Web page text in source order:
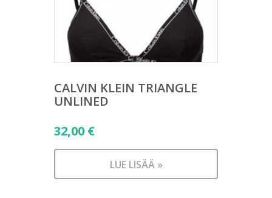
CALVIN KLEIN TRIANGLE
UNLINED
32,00 €
LUE LISÄÄ »